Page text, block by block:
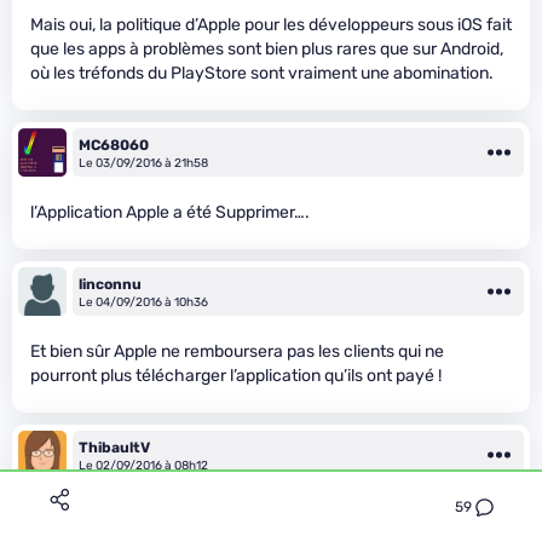
59
Mais oui, la politique d’Apple pour les développeurs sous iOS fait
que les apps à problèmes sont bien plus rares que sur Android,
où les tréfonds du PlayStore sont vraiment une abomination.
MC68060
Le 03/09/2016 à 21h58
l’Application Apple a été Supprimer….
linconnu
Le 04/09/2016 à 10h36
Et bien sûr Apple ne remboursera pas les clients qui ne
pourront plus télécharger l’application qu’ils ont payé !
ThibaultV
Le 02/09/2016 à 08h12
Plutôt bonne nouvelle, ça permettra de mettre un coup de